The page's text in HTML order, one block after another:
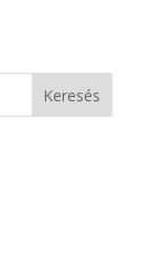
Keresés